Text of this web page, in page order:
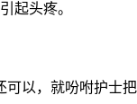
起头疼。
可以，就吩咐护士